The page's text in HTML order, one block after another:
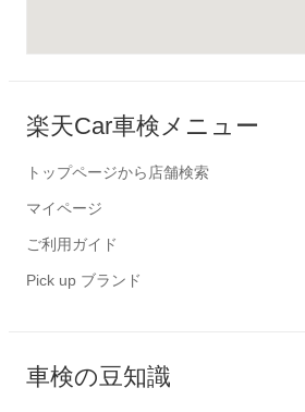
楽天Car車検メニュー
トップページから店舗検索
マイページ
ご利用ガイド
Pick up ブランド
車検の豆知識